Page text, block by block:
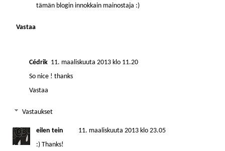
tämän blogin innokkain mainostaja :)
Vastaa
Cédrik 11. maaliskuuta 2013 klo 11.20
So nice ! thanks
Vastaa
Vastaukset
eilen tein
11. maaliskuuta 2013 klo 23.05
:) Thanks!